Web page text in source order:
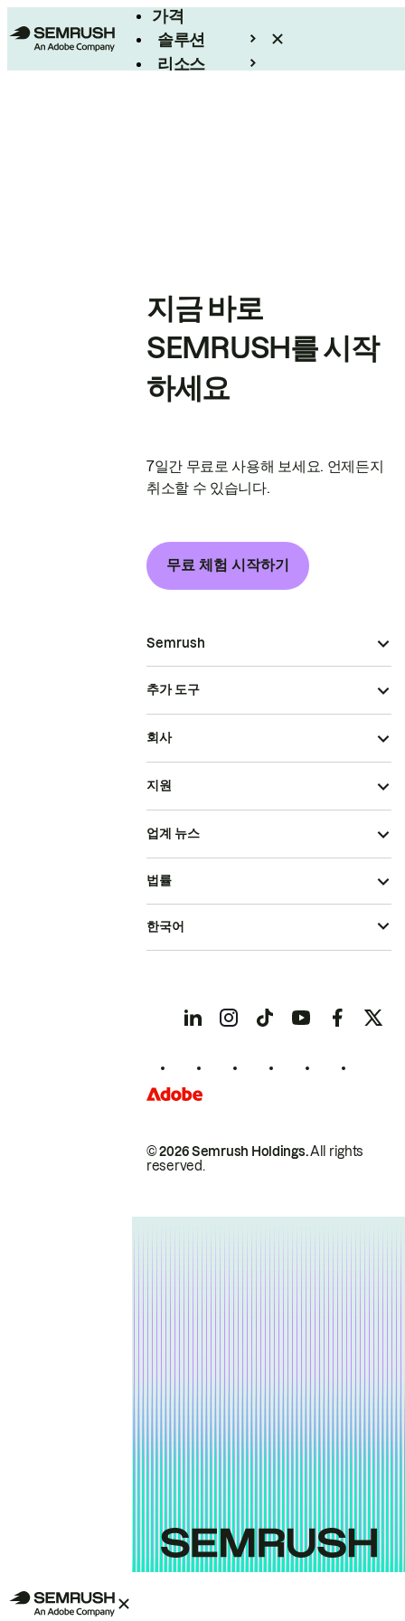
가격
솔루션
리소스
지금 바로
SEMRUSH를 시작
하세요
7일간 무료로 사용해 보세요. 언제든지
취소할 수 있습니다.
무료 체험 시작하기
Semrush
추가 도구
회사
지원
업계 뉴스
© 2026 Semrush Holdings.All rights
reserved.
법률
한국어